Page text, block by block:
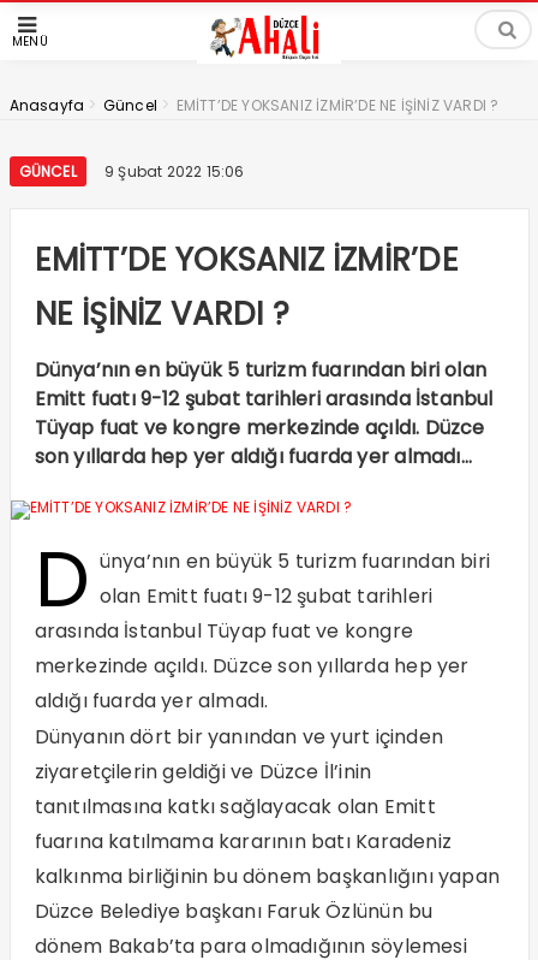
MENÜ
Anasayfa > Güncel > EMİTT’DE YOKSANIZ İZMİR’DE NE İŞİNİZ VARDI ?
GÜNCEL 9 Şubat 2022 15:06
EMİTT’DE YOKSANIZ İZMİR’DE
NE İŞİNİZ VARDI ?
Dünya’nın en büyük 5 turizm fuarından biri olan
Emitt fuatı 9-12 şubat tarihleri arasında İstanbul
Tüyap fuat ve kongre merkezinde açıldı. Düzce
son yıllarda hep yer aldığı fuarda yer almadı…
D ünya’nın en büyük 5 turizm fuarından biri
olan Emitt fuatı 9-12 şubat tarihleri
arasında İstanbul Tüyap fuat ve kongre
merkezinde açıldı. Düzce son yıllarda hep yer
aldığı fuarda yer almadı.
Dünyanın dört bir yanından ve yurt içinden
ziyaretçilerin geldiği ve Düzce İl’inin
tanıtılmasına katkı sağlayacak olan Emitt
fuarına katılmama kararının batı Karadeniz
kalkınma birliğinin bu dönem başkanlığını yapan
Düzce Belediye başkanı Faruk Özlünün bu
dönem Bakab’ta para olmadığının söylemesi